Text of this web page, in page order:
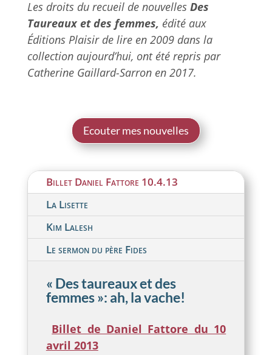
Les droits du recueil de nouvelles Des
Taureaux et des femmes, édité aux
Éditions Plaisir de lire en 2009 dans la
collection aujourd’hui, ont été repris par
Catherine Gaillard-Sarron en 2017.
Ecouter mes nouvelles
Billet Daniel Fattore 10.4.13
La Lisette
Kim Lalesh
Le sermon du père Fides
« Des taureaux et des
femmes »: ah, la vache!
Billet de Daniel Fattore du 10
avril 2013